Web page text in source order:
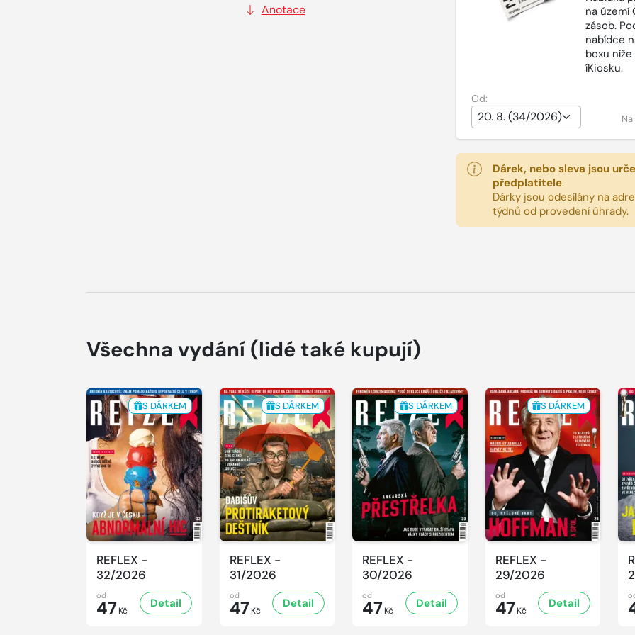
Anotace
na území
zásob.
nabídce
boxu
íKiosku.
Od:
Dárek, nebo sleva jsou
předplatitele.
Dárky jsou odesílány na
týdnů od provedení úhrady.
Všechna vydání (lidé také kupují)
S DÁRKEM
REFLEX -
32/2026
od
47 Kč
Detail
S DÁRKEM
REFLEX -
31/2026
od
47 Kč
Detail
S DÁRKEM
REFLEX -
30/2026
od
47 Kč
Detail
S DÁRKEM
REFLEX -
29/2026
od
47 Kč
Detail